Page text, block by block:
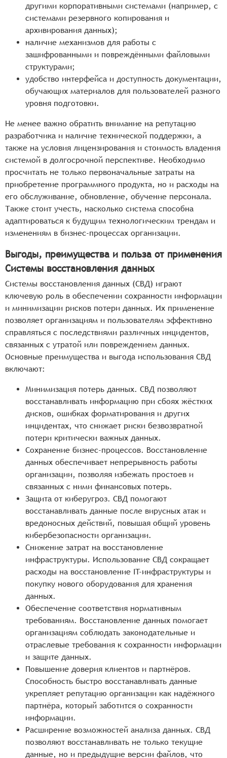
другими корпоративными системами (например, с
системами резервного копирования и
архивирования данных);
наличие механизмов для работы с
зашифрованными и повреждёнными файловыми
структурами;
удобство интерфейса и доступность документации,
обучающих материалов для пользователей разного
уровня подготовки.
Не менее важно обратить внимание на репутацию
разработчика и наличие технической поддержки, а
также на условия лицензирования и стоимость владения
системой в долгосрочной перспективе. Необходимо
просчитать не только первоначальные затраты на
приобретение программного продукта, но и расходы на
его обслуживание, обновление, обучение персонала.
Также стоит учесть, насколько система способна
адаптироваться к будущим технологическим трендам и
изменениям в бизнес-процессах организации.
Выгоды, преимущества и польза от применения
Системы восстановления данных
Системы восстановления данных (СВД) играют
ключевую роль в обеспечении сохранности информации
и минимизации рисков потери данных. Их применение
позволяет организациям и пользователям эффективно
справляться с последствиями различных инцидентов,
связанных с утратой или повреждением данных.
Основные преимущества и выгода использования СВД
включают:
Минимизация потерь данных. СВД позволяют
восстанавливать информацию при сбоях жёстких
дисков, ошибках форматирования и других
инцидентах, что снижает риски безвозвратной
потери критически важных данных.
Сохранение бизнес-процессов. Восстановление
данных обеспечивает непрерывность работы
организации, позволяя избежать простоев и
связанных с ними финансовых потерь.
Защита от киберугроз. СВД помогают
восстанавливать данные после вирусных атак и
вредоносных действий, повышая общий уровень
кибербезопасности организации.
Снижение затрат на восстановление
инфраструктуры. Использование СВД сокращает
расходы на восстановление IT-инфраструктуры и
покупку нового оборудования для хранения
данных.
Обеспечение соответствия нормативным
требованиям. Восстановление данных помогает
организациям соблюдать законодательные и
отраслевые требования к сохранности информации
и защите данных.
Повышение доверия клиентов и партнёров.
Способность быстро восстанавливать данные
укрепляет репутацию организации как надёжного
партнёра, который заботится о сохранности
информации.
Расширение возможностей анализа данных. СВД
позволяют восстанавливать не только текущие
данные, но и предыдущие версии файлов, что